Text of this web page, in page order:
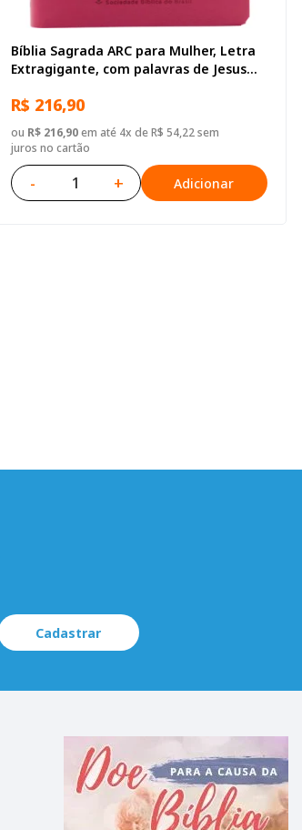
Bíblia Sagrada ARC para Mulher, Letra
Extragigante, com palavras de Jesus
R$ 216,90
ou R$ 216,90em até 4x de R$ 54,22 sem
juros no cartão
- + Adicionar
Cadastrar